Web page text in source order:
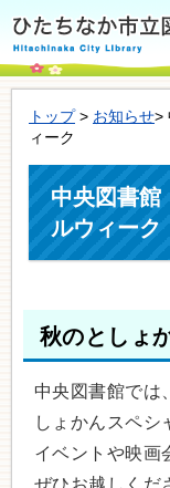
トップ> お知らせ>
ィーク
中央図書
ルウィーク
秋のとしょ
中央図書館では
しょかんスペシ
イベントや映画
ぜひお越しくだ